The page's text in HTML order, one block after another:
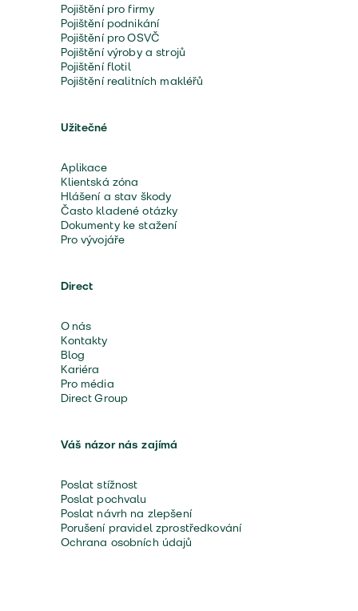
Pojištění pro firmy
Pojištění podnikání
Pojištění pro OSVČ
Pojištění výroby a strojů
Pojištění flotil
Pojištění realitních makléřů
Užitečné
Aplikace
Klientská zóna
Hlášení a stav škody
Často kladené otázky
Dokumenty ke stažení
Pro vývojáře
Direct
O nás
Kontakty
Blog
Kariéra
Pro média
Direct Group
Váš názor nás zajímá
Poslat stížnost
Poslat pochvalu
Poslat návrh na zlepšení
Porušení pravidel zprostředkování
Ochrana osobních údajů